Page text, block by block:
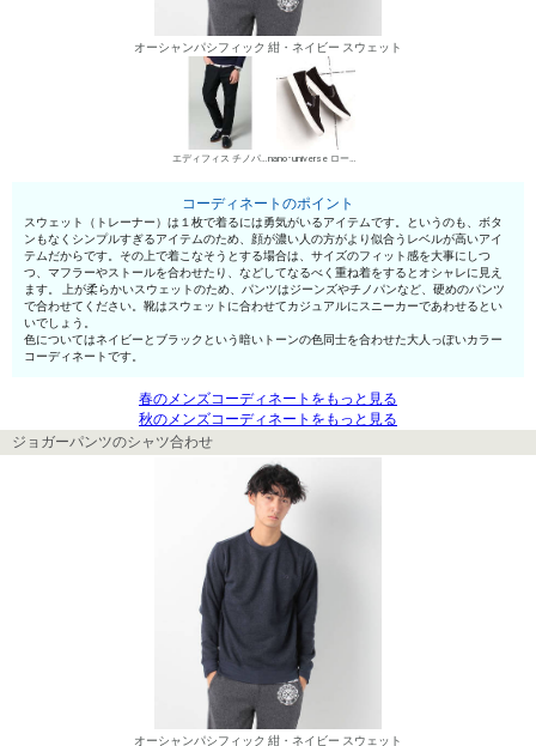
オーシャンパシフィック 紺・ネイビー スウェット
エディフィス チノパン・綿パン nano･universe ローカットスニーカー
コーディネートのポイント
スウェット（トレーナー）は１枚で着るには勇気がいるアイテムです。というのも、ボタ
ンもなくシンプルすぎるアイテムのため、顔が濃い人の方がより似合うレベルが高いアイ
テムだからです。その上で着こなそうとする場合は、サイズのフィット感を大事にしつ
つ、マフラーやストールを合わせたり、などしてなるべく重ね着をするとオシャレに見え
ます。 上が柔らかいスウェットのため、パンツはジーンズやチノパンなど、硬めのパンツ
で合わせてください。靴はスウェットに合わせてカジュアルにスニーカーであわせるとい
いでしょう。
色についてはネイビーとブラックという暗いトーンの色同士を合わせた大人っぽいカラー
コーディネートです。
春のメンズコーディネートをもっと見る
秋のメンズコーディネートをもっと見る
ジョガーパンツのシャツ合わせ
オーシャンパシフィック 紺・ネイビー スウェット